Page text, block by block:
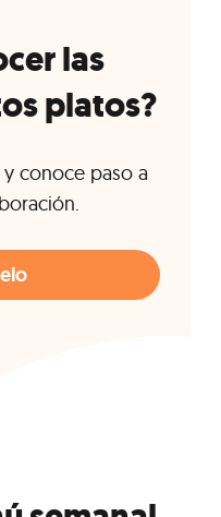
las
platos?
y conoce paso a